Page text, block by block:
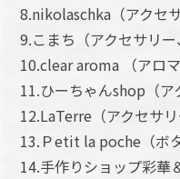
8.nikolaschka（アクセサ
9.こまち（アクセサリー
10.clear aroma （アロ
11.ひーちゃんshop（ア
12.LaTerre（アクセサリ
13.Ｐetit la poche（ボ
14.手作りショップ彩華